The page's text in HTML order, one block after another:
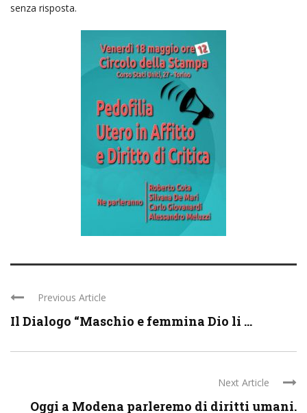
senza risposta.
Previous Article
Il Dialogo “Maschio e femmina Dio li ...
Next Article
Oggi a Modena parleremo di diritti umani.